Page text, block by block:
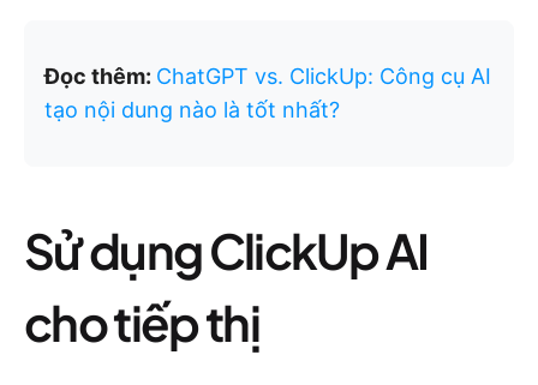
Đọc thêm: ChatGPT vs. ClickUp: Công cụ AI
tạo nội dung nào là tốt nhất?
Sử dụng ClickUp AI
cho tiếp thị